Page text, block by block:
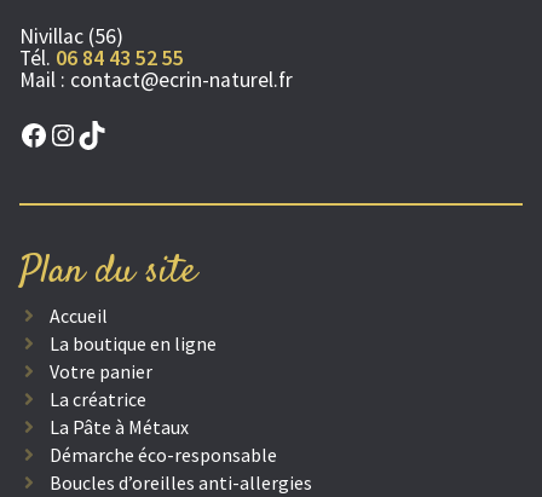
Nivillac (56)
Tél. 06 84 43 52 55
Mail : contact@ecrin-naturel.fr
Facebook
Instagram
TikTok
Plan du site
Accueil
La boutique en ligne
Votre panier
La créatrice
La Pâte à Métaux
Démarche éco-responsable
Boucles d’oreilles anti-allergies